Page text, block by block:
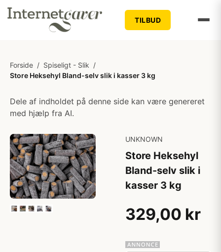
TILBUD
Forside / Spiseligt - Slik /
Store Heksehyl Bland-selv slik i kasser 3 kg
Dele af indholdet på denne side kan være genereret
med hjælp fra AI.
UNKNOWN
Store Heksehyl
Bland-selv slik i
kasser 3 kg
329,00 kr